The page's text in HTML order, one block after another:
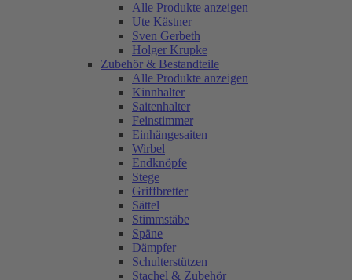
Alle Produkte anzeigen
Ute Kästner
Sven Gerbeth
Holger Krupke
Zubehör & Bestandteile
Alle Produkte anzeigen
Kinnhalter
Saitenhalter
Feinstimmer
Einhängesaiten
Wirbel
Endknöpfe
Stege
Griffbretter
Sättel
Stimmstäbe
Späne
Dämpfer
Schulterstützen
Stachel & Zubehör